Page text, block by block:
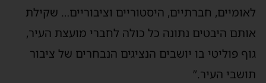
חברתיים, היסטוריים וציבוריים… שקילת
היבטים נתונה כל כולה לחברי מועצת העיר,
פוליטי בו יושבים הנציגים הנבחרים של ציבור
העיר.”